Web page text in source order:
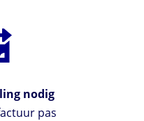
nodig
pas